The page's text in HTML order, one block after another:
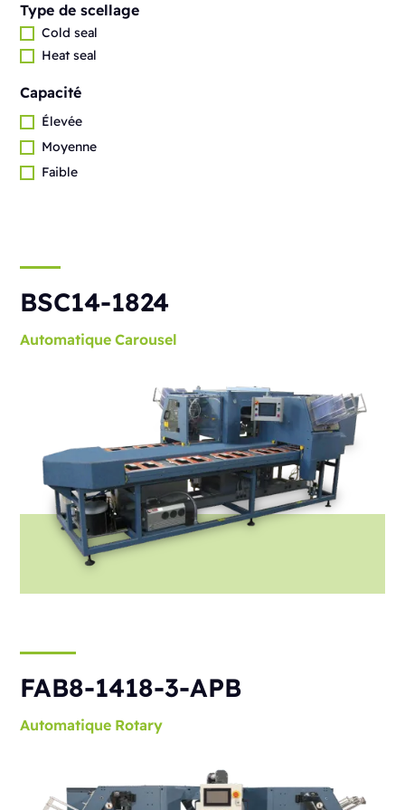
Type de scellage
Cold seal
Heat seal
Capacité
Élevée
Moyenne
Faible
BSC14-1824
Automatique Carousel
FAB8-1418-3-APB
Automatique Rotary